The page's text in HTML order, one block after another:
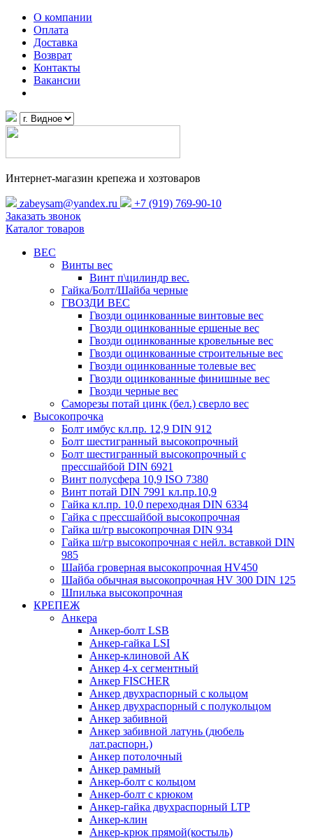
О компании
Оплата
Доставка
Возврат
Контакты
Вакансии
Интернет-магазин крепежа и хозтоваров
zabeysam@yandex.ru
+7 (919) 769-90-10
Заказать звонок
Каталог товаров
ВЕС
Винты вес
Винт п\цилиндр вес.
Гайка/Болт/Шайба черные
ГВОЗДИ ВЕС
Гвозди оцинкованные винтовые вес
Гвозди оцинкованные ершеные вес
Гвозди оцинкованные кровельные вес
Гвозди оцинкованные строительные вес
Гвозди оцинкованные толевые вес
Гвозди оцинкованные финишные вес
Гвозди черные вес
Саморезы потай цинк (бел.) сверло вес
Высокопрочка
Болт имбус кл.пр. 12,9 DIN 912
Болт шестигранный высокопрочный
Болт шестигранный высокопрочный с
прессшайбой DIN 6921
Винт полусфера 10,9 ISO 7380
Винт потай DIN 7991 кл.пр.10,9
Гайка кл.пр. 10,0 переходная DIN 6334
Гайка с прессшайбой высокопрочная
Гайка ш/гр высокопрочная DIN 934
Гайка ш/гр высокопрочная с нейл. вставкой DIN
985
Шайба гроверная высокопрочная HV450
Шайба обычная высокопрочная HV 300 DIN 125
Шпилька высокопрочная
КРЕПЕЖ
Анкера
Анкер-болт LSB
Анкер-гайка LSI
Анкер-клиновой АК
Анкер 4-х сегментный
Анкер FISCHER
Анкер двухраспорный с кольцом
Анкер двухраспорный с полукольцом
Анкер забивной
Анкер забивной латунь (дюбель
лат.распорн.)
Анкер потолочный
Анкер рамный
Анкер-болт с кольцом
Анкер-болт с крюком
Анкер-гайка двухраспорный LTP
Анкер-клин
Анкер-крюк прямой(костыль)